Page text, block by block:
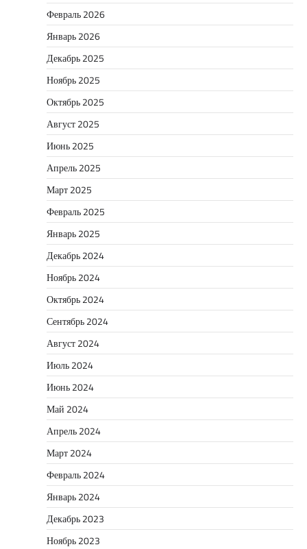
Февраль 2026
Январь 2026
Декабрь 2025
Ноябрь 2025
Октябрь 2025
Август 2025
Июнь 2025
Апрель 2025
Март 2025
Февраль 2025
Январь 2025
Декабрь 2024
Ноябрь 2024
Октябрь 2024
Сентябрь 2024
Август 2024
Июль 2024
Июнь 2024
Май 2024
Апрель 2024
Март 2024
Февраль 2024
Январь 2024
Декабрь 2023
Ноябрь 2023